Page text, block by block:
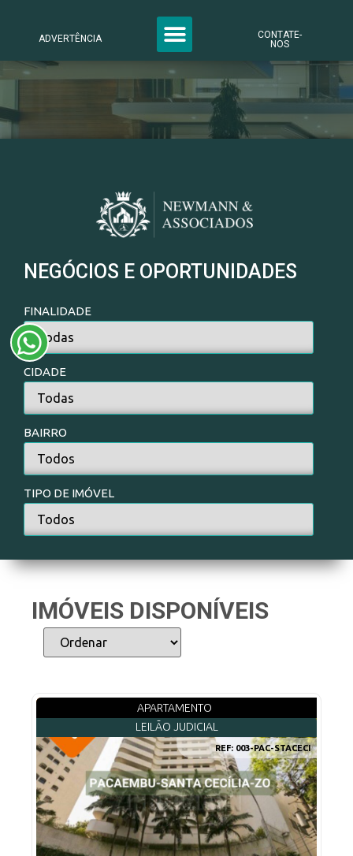
ADVERTÊNCIA
CONTATE-
NOS
NEGÓCIOS E OPORTUNIDADES
FINALIDADE
CIDADE
BAIRRO
TIPO DE IMÓVEL
IMÓVEIS DISPONÍVEIS
LEILÃO JUDICIAL
APARTAMENTO
REF: 003-PAC-STACECI